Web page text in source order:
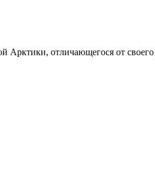
отличающегося от своего